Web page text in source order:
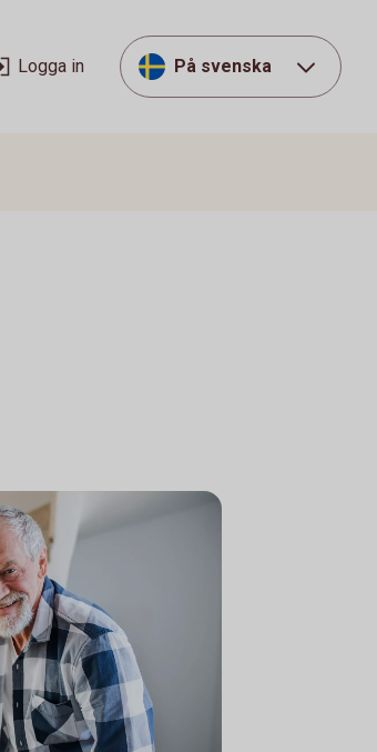
Logga in På svenska